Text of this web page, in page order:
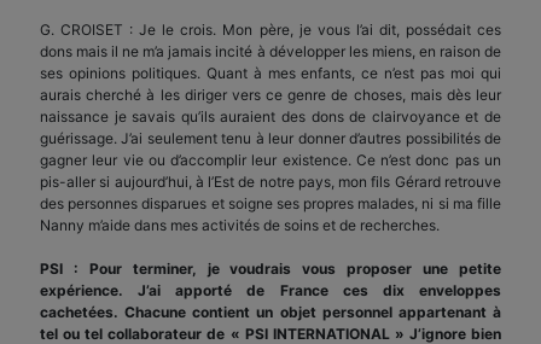
G. CROISET : Je le crois. Mon père, je vous l’ai dit, possédait ces
dons mais il ne m’a jamais incité à développer les miens, en raison de
ses opinions politiques. Quant à mes enfants, ce n’est pas moi qui
aurais cherché à les diriger vers ce genre de choses, mais dès leur
naissance je savais qu’ils auraient des dons de clairvoyance et de
guérissage. J’ai seulement tenu à leur donner d’autres possibilités de
gagner leur vie ou d’accomplir leur existence. Ce n’est donc pas un
pis-aller si aujourd’hui, à l’Est de notre pays, mon fils Gérard retrouve
des personnes disparues et soigne ses propres malades, ni si ma fille
Nanny m’aide dans mes activités de soins et de recherches.
PSI : Pour terminer, je voudrais vous proposer une petite
expérience. J’ai apporté de France ces dix enveloppes
cachetées. Chacune contient un objet personnel appartenant à
tel ou tel collaborateur de « PSI INTERNATIONAL » J’ignore bien